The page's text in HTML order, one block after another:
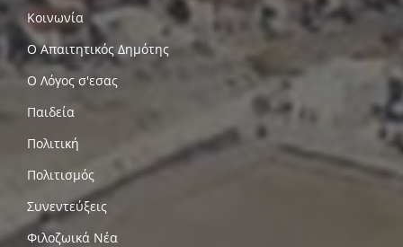
Κοινωνία
Ο Απαιτητικός Δημότης
Ο Λόγος σ'εσας
Παιδεία
Πολιτική
Πολιτισμός
Συνεντεύξεις
Φιλοζωικά Νέα